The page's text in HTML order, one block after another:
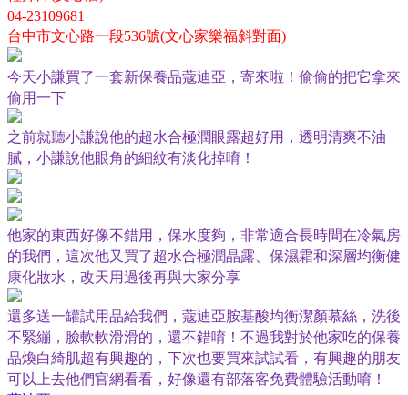
04-23109681
台中市文心路一段536號(文心家樂福斜對面)
今天小謙買了一套新保養品蔻迪亞，寄來啦！偷偷的把它拿來
偷用一下
之前就聽小謙說他的超水合極潤眼露超好用，透明清爽不油
膩，小謙說他眼角的細紋有淡化掉唷！
他家的東西好像不錯用，保水度夠，非常適合長時間在冷氣房
的我們，這次他又買了超水合極潤晶露、保濕霜和深層均衡健
康化妝水，改天用過後再與大家分享
還多送一罐試用品給我們，蔻迪亞胺基酸均衡潔顏慕絲，洗後
不緊繃，臉軟軟滑滑的，還不錯唷！不過我對於他家吃的保養
品煥白綺肌超有興趣的，下次也要買來試試看，有興趣的朋友
可以上去他們官網看看，好像還有部落客免費體驗活動唷！